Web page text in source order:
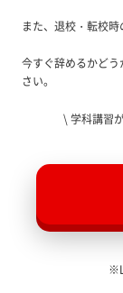
また、退校・転校
今すぐ辞めるかど
さい。
\ 学科講習